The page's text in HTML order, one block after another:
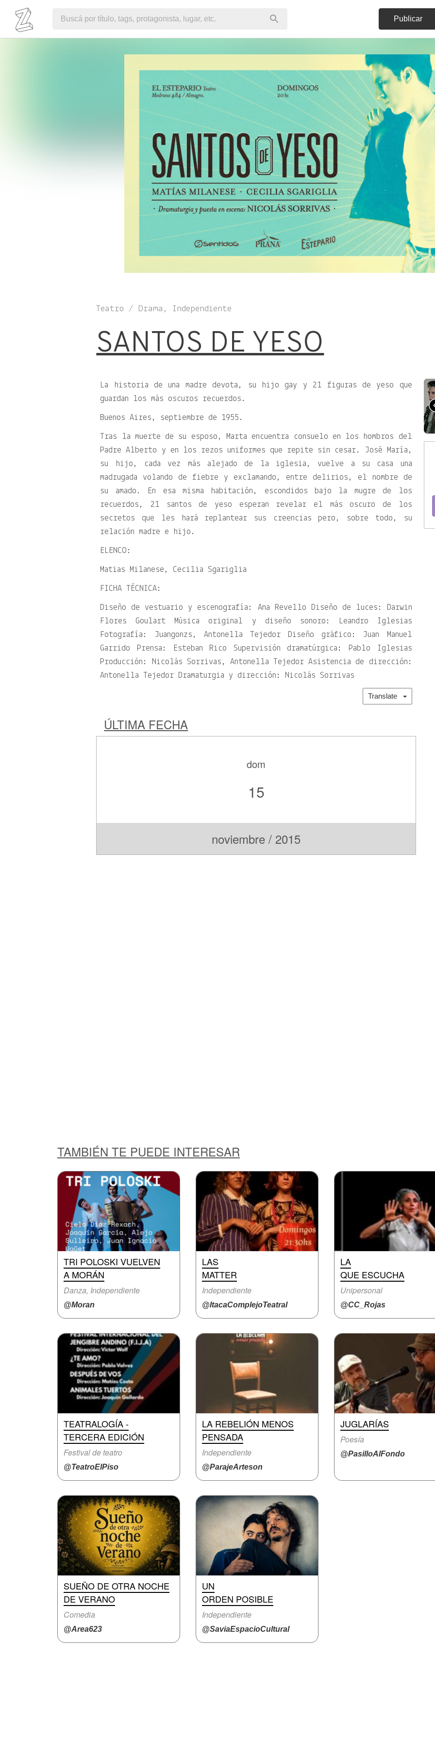
Publicar
Teatro / Drama, Independiente
SANTOS DE YESO
La historia de una madre devota, su hijo gay y 21 figuras de yeso que
guardan los más oscuros recuerdos.
Buenos Aires, septiembre de 1955.
Tras la muerte de su esposo, Marta encuentra consuelo en los hombros del
Padre Alberto y en los rezos uniformes que repite sin cesar. José María,
su hijo, cada vez más alejado de la iglesia, vuelve a su casa una
madrugada volando de fiebre y exclamando, entre delirios, el nombre de
su amado. En esa misma habitación, escondidos bajo la mugre de los
recuerdos, 21 santos de yeso esperan revelar el más oscuro de los
secretos que les hará replantear sus creencias pero, sobre todo, su
relación madre e hijo.
ELENCO:
Matias Milanese, Cecilia Sgariglia
FICHA TÉCNICA:
Diseño de vestuario y escenografía: Ana Revello Diseño de luces: Darwin
Flores Goulart Música original y diseño sonoro: Leandro Iglesias
Fotografía: Juangonzs, Antonella Tejedor Diseño gráfico: Juan Manuel
Garrido Prensa: Esteban Rico Supervisión dramatúrgica: Pablo Iglesias
Producción: Nicolás Sorrivas, Antonella Tejedor Asistencia de dirección:
Antonella Tejedor Dramaturgia y dirección: Nicolás Sorrivas
Translate
ÚLTIMA FECHA
dom
15
noviembre / 2015
TAMBIÉN TE PUEDE INTERESAR
TRI POLOSKI VUELVEN
A MORÁN
Danza, Independiente
@Moran
LAS
MATTER
Independiente
@ItacaComplejoTeatral
LA
QUE ESCUCHA
Unipersonal
@CC_Rojas
TEATRALOGÍA -
TERCERA EDICIÓN
Festival de teatro
@TeatroElPiso
LA REBELIÓN MENOS
PENSADA
Independiente
@ParajeArteson
JUGLARÍAS
Poesía
@PasilloAlFondo
SUEÑO DE OTRA NOCHE
DE VERANO
Comedia
@Area623
UN
ORDEN POSIBLE
Independiente
@SaviaEspacioCultural